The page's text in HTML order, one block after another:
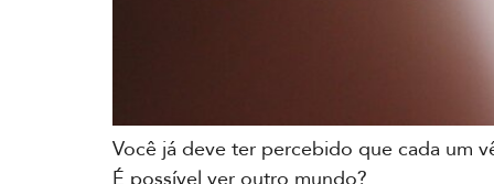
Você já deve ter percebido que cada um